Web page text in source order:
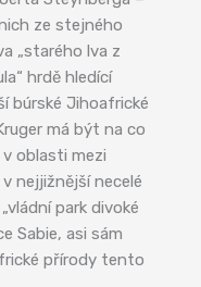
ze stejného
„starého lva z
hrdě hledící
búrské Jihoafrické
má být na co
oblasti mezi
nejjižnější necelé
park divoké
Sabie, asi sám
přírody tento